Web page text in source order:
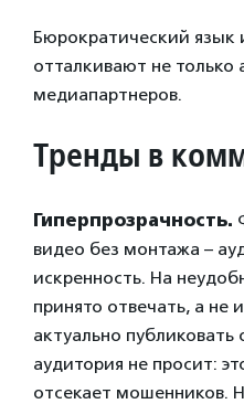
Бюрократический язык
отталкивают не только
медиапартнеров.
Тренды в
Гиперпрозрачность.
видео без монтажа –
искренность. На
принято отвечать, а не
актуально
аудитория не просит:
отсекает мошенников.